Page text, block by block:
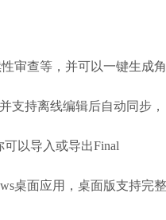
审查等，并可以一键生成角
支持离线编辑后自动同步，
以导入或导出Final
桌面应用，桌面版支持完整